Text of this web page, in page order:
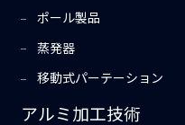
ポール製品
蒸発器
移動式パーテーション
アルミ加工技術